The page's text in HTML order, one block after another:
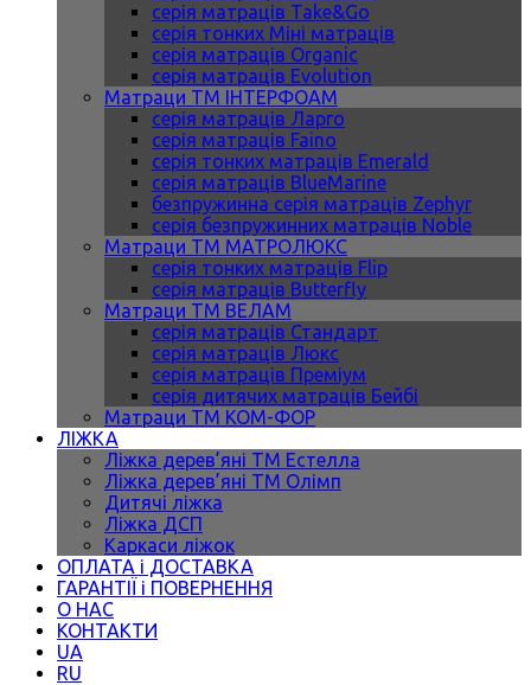
серія матраців Take&Go
серія тонких Міні матраців
серія матраців Organic
серія матраців Evolution
Матраци ТМ ІНТЕРФОАМ
серія матраців Ларго
серія матраців Faino
серія тонких матраців Emerald
серія матраців BlueMarine
безпружинна серія матраців Zephyr
серія безпружинних матраців Noble
Матраци ТМ МАТРОЛЮКС
серія тонких матраців Flip
серія матраців Butterfly
Матраци ТМ ВЕЛАМ
серія матраців Стандарт
серія матраців Люкс
серія матраців Преміум
серія дитячих матраців Бейбі
Матраци ТМ КОМ-ФОР
ЛІЖКА
Ліжка дерев’яні ТМ Естелла
Ліжка дерев’яні ТМ Олімп
Дитячі ліжка
Ліжка ДСП
Каркаси ліжок
ОПЛАТА і ДОСТАВКА
ГАРАНТІЇ і ПОВЕРНЕННЯ
О НАС
КОНТАКТИ
UA
RU